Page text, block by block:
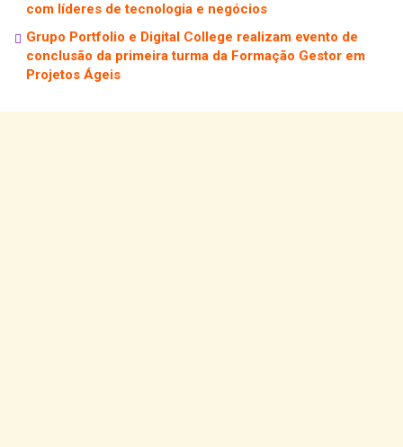
com líderes de tecnologia e negócios
Grupo Portfolio e Digital College realizam evento de
conclusão da primeira turma da Formação Gestor em
Projetos Ágeis